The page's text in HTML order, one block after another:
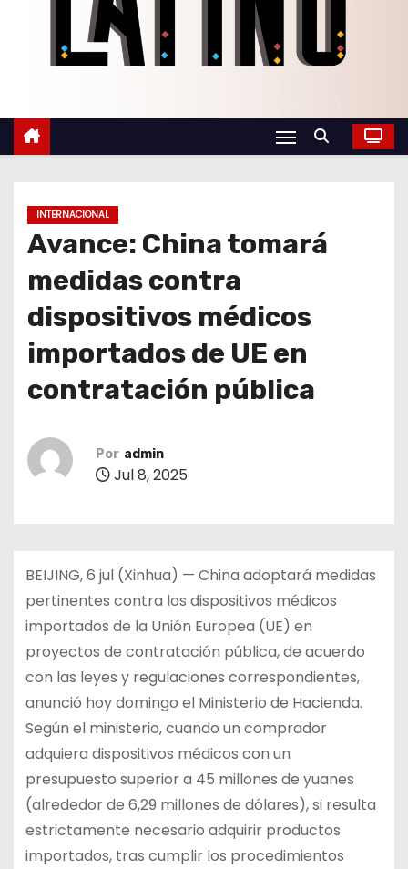
INTERNACIONAL
Avance: China tomará
medidas contra
dispositivos médicos
importados de UE en
contratación pública
Por admin
Jul 8, 2025
BEIJING, 6 jul (Xinhua) — China adoptará medidas
pertinentes contra los dispositivos médicos
importados de la Unión Europea (UE) en
proyectos de contratación pública, de acuerdo
con las leyes y regulaciones correspondientes,
anunció hoy domingo el Ministerio de Hacienda.
Según el ministerio, cuando un comprador
adquiera dispositivos médicos con un
presupuesto superior a 45 millones de yuanes
(alrededor de 6,29 millones de dólares), si resulta
estrictamente necesario adquirir productos
importados, tras cumplir los procedimientos